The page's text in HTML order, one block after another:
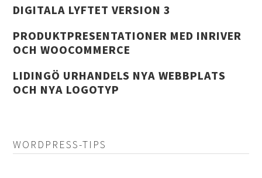
DIGITALA LYFTET VERSION 3
PRODUKTPRESENTATIONER MED INRIVER
OCH WOOCOMMERCE
LIDINGÖ URHANDELS NYA WEBBPLATS
OCH NYA LOGOTYP
WORDPRESS-TIPS